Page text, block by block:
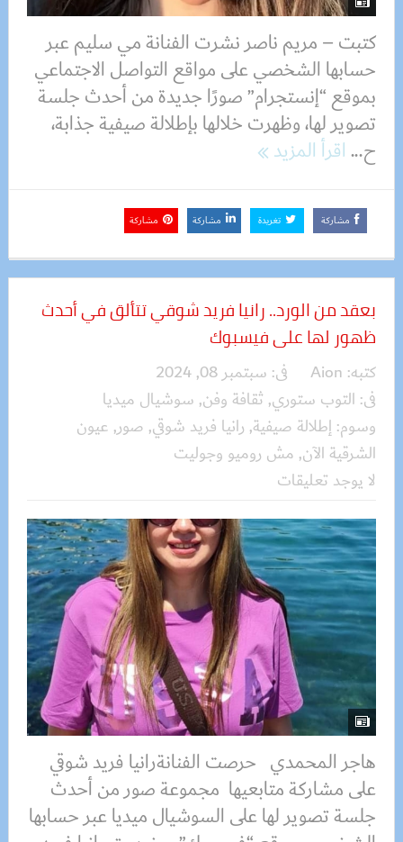
كتبت – مريم ناصر نشرت الفنانة مي سليم عبر
حسابها الشخصي على مواقع التواصل الاجتماعي
بموقع “إنستجرام” صورًا جديدة من أحدث جلسة
تصوير لها، وظهرت خلالها بإطلالة صيفية جذابة،
ح...اقرأ المزيد
مشاركة تغريدة مشاركة مشاركة
بعقد من الورد.. رانيا فريد شوقي تتألق في أحدث
ظهور لها على فيسبوك
كتبه: Aion فى: سبتمبر 08, 2024
فى: التوب ستوري, ثقافة وفن, سوشيال ميديا
وسوم: إطلالة صيفية, رانيا فريد شوقي, صور, عيون
الشرقية الآن, مش روميو وجوليت
لا يوجد تعليقات
هاجر المحمدي حرصت الفنانةرانيا فريد شوقي
على مشاركة متابعيها مجموعة صور من أحدث
جلسة تصوير لها على السوشيال ميديا عبر حسابها